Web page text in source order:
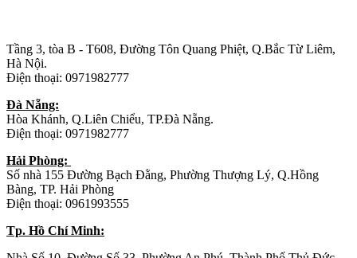
Tầng 3, tòa B - T608, Đường Tôn Quang Phiệt, Q.Bắc Từ Liêm,
Hà Nội.
Điện thoại: 0971982777
Đà Nẵng:
Hòa Khánh, Q.Liên Chiểu, TP.Đà Nẵng.
Điện thoại: 0971982777
Hải Phòng:
Số nhà 155 Đường Bạch Đằng, Phường Thượng Lý, Q.Hồng
Bàng, TP. Hải Phòng
Điện thoại: 0961993555
Tp. Hồ Chí Minh: